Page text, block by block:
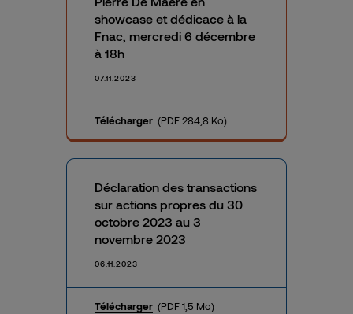
showcase et dédicace à la
Fnac, mercredi 6 décembre
à 18h
07.11.2023
Télécharger (PDF 284,8 Ko)
Déclaration des transactions
sur actions propres du 30
octobre 2023 au 3
novembre 2023
06.11.2023
Télécharger (PDF 1,5 Mo)